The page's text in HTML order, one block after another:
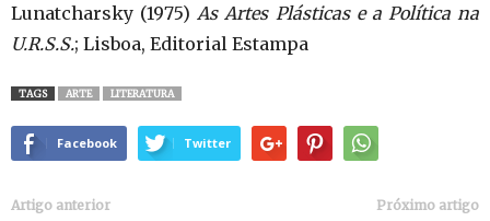
Lunatcharsky (1975)As Artes Plásticas e a Política na
U.R.S.S.; Lisboa, Editorial Estampa
TAGS ARTE LITERATURA
Facebook Twitter
Artigo anterior Próximo artigo